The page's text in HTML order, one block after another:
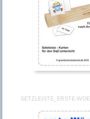
SETZLEISTE_ERSTE-